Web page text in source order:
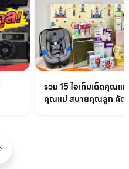
รวม 15 ไอเท็มเด็ดคุณแ
คุณแม่ สบายคุณลูก คัด